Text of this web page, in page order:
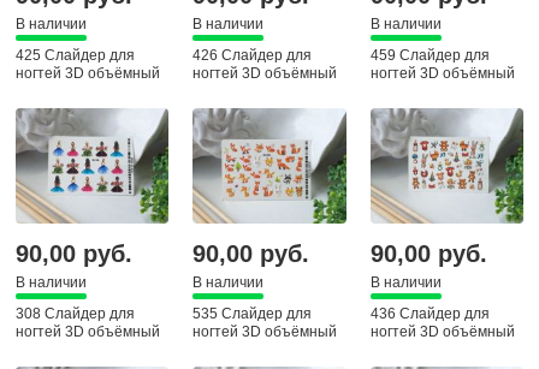
В наличии
425 Слайдер для
ногтей 3D объёмный
В наличии
426 Слайдер для
ногтей 3D объёмный
В наличии
459 Слайдер для
ногтей 3D объёмный
90,00 руб.
В наличии
308 Слайдер для
ногтей 3D объёмный
90,00 руб.
В наличии
535 Слайдер для
ногтей 3D объёмный
90,00 руб.
В наличии
436 Слайдер для
ногтей 3D объёмный